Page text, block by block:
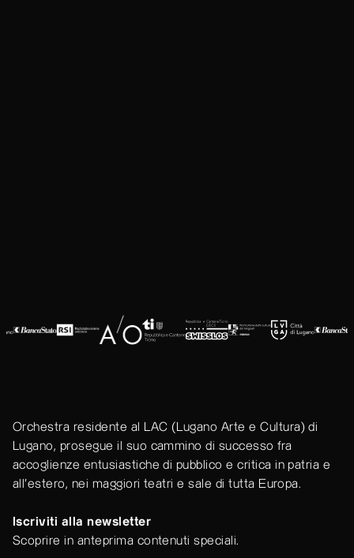
Orchestra residente al LAC (Lugano Arte e Cultura) di
Lugano, prosegue il suo cammino di successo fra
accoglienze entusiastiche di pubblico e critica in patria e
all'estero, nei maggiori teatri e sale di tutta Europa.
Iscriviti alla newsletter
Scoprire in anteprima contenuti speciali.